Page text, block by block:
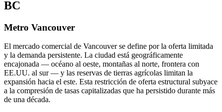
BC
Metro Vancouver
El mercado comercial de Vancouver se define por la oferta limitada
y la demanda persistente. La ciudad está geográficamente
encajonada — océano al oeste, montañas al norte, frontera con
EE.UU. al sur — y las reservas de tierras agrícolas limitan la
expansión hacia el este. Esta restricción de oferta estructural subyace
a la compresión de tasas capitalizadas que ha persistido durante más
de una década.